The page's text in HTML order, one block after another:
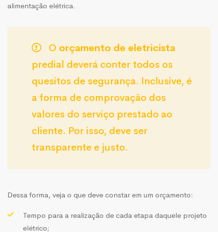
alimentação elétrica.
O orçamento de eletricista
predial deverá conter todos os
quesitos de segurança. Inclusive, é
a forma de comprovação dos
valores do serviço prestado ao
cliente. Por isso, deve ser
transparente e justo.
Dessa forma, veja o que deve constar em um orçamento:
Tempo para a realização de cada etapa daquele projeto
elétrico;